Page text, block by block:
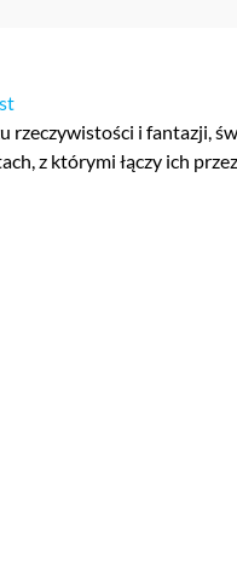
i fantazji,
z którymi łączy ich